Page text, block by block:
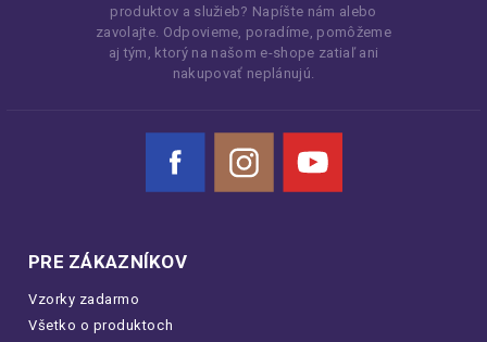
produktov a služieb? Napíšte nám alebo
zavolajte. Odpovieme, poradíme, pomôžeme
aj tým, ktorý na našom e-shope zatiaľ ani
nakupovať neplánujú.
Facebook Instagram YouTube
PRE ZÁKAZNÍKOV
Vzorky zadarmo
Všetko o produktoch